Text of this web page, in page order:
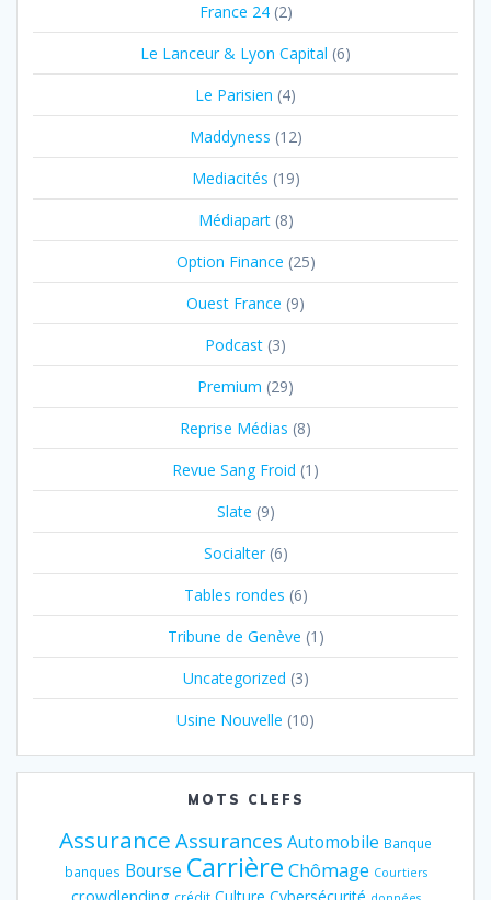
France 24(2)
Le Lanceur & Lyon Capital (6)
Le Parisien (4)
Maddyness (12)
Mediacités (19)
Médiapart(8)
Option Finance (25)
Ouest France (9)
Podcast (3)
Premium (29)
Reprise Médias (8)
Revue Sang Froid (1)
Slate (9)
Socialter(6)
Tables rondes (6)
Tribune de Genève (1)
Uncategorized (3)
Usine Nouvelle (10)
MOTS CLEFS
Assurance Assurances Automobile Banque
banques Bourse Carrière Chômage Courtiers